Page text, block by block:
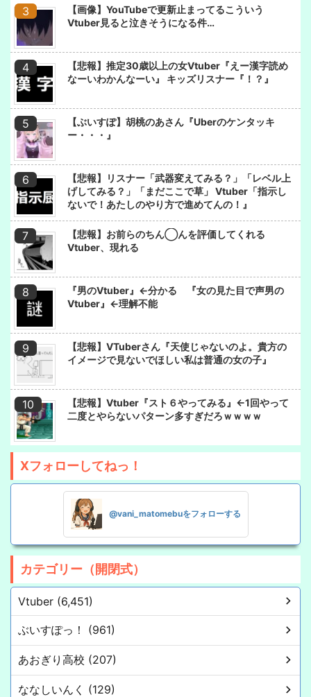
【画像】YouTubeで更新止まってるこういう
Vtuber見ると泣きそうになる件…
【悲報】推定30歳以上の女Vtuber『えー漢字読め
なーいわかんなーい』 キッズリスナー『！？』
【ぶいすぽ】胡桃のあさん『Uberのケンタッキ
ー・・・』
【悲報】リスナー「武器変えてみる？」「レベル上
げしてみる？」「まだここで草」 Vtuber「指示し
ないで！あたしのやり方で進めてんの！』
【悲報】お前らのちん◯んを評価してくれる
Vtuber、現れる
『男のVtuber』←分かる 『女の見た目で声男の
Vtuber』←理解不能
【悲報】VTuberさん『天使じゃないのよ。貴方の
イメージで見ないでほしい私は普通の女の子』
【悲報】Vtuber『スト６やってみる』←1回やって
二度とやらないパターン多すぎだろｗｗｗｗ
Xフォローしてねっ！
@vani_matomebuをフォローする
カテゴリー（開閉式）
Vtuber (6,451)
ぶいすぽっ！ (961)
あおぎり高校 (207)
ななしいんく (129)